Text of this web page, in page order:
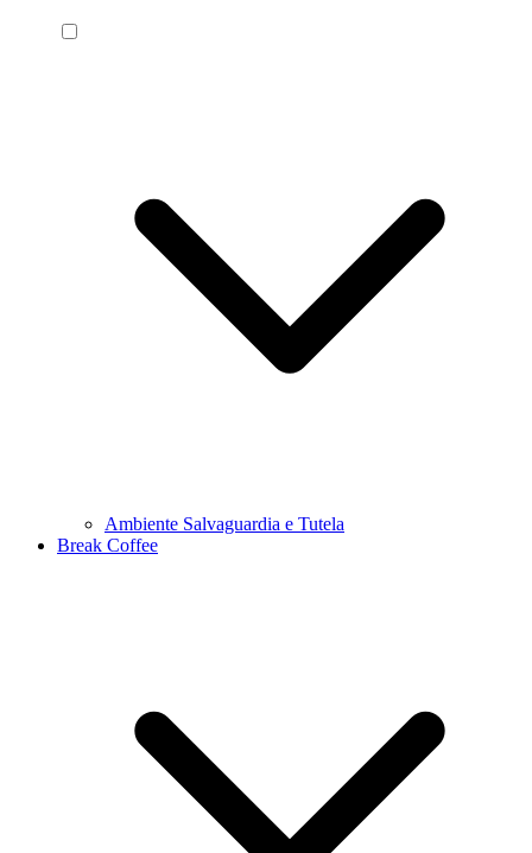
Ambiente Salvaguardia e Tutela
Break Coffee